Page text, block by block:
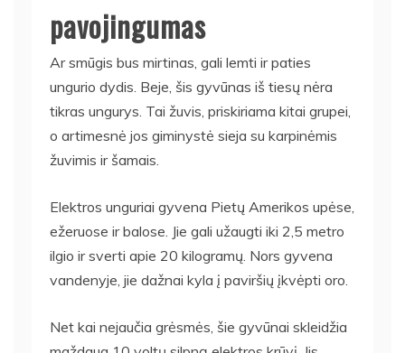
pavojingumas
Ar smūgis bus mirtinas, gali lemti ir paties
ungurio dydis. Beje, šis gyvūnas iš tiesų nėra
tikras ungurys. Tai žuvis, priskiriama kitai grupei,
o artimesnė jos giminystė sieja su karpinėmis
žuvimis ir šamais.
Elektros unguriai gyvena Pietų Amerikos upėse,
ežeruose ir balose. Jie gali užaugti iki 2,5 metro
ilgio ir sverti apie 20 kilogramų. Nors gyvena
vandenyje, jie dažnai kyla į paviršių įkvėpti oro.
Net kai nejaučia grėsmės, šie gyvūnai skleidžia